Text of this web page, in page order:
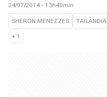
24/07/2014 - 13h40min
SHERON MENEZZES TAILÂNDIA
+ 1